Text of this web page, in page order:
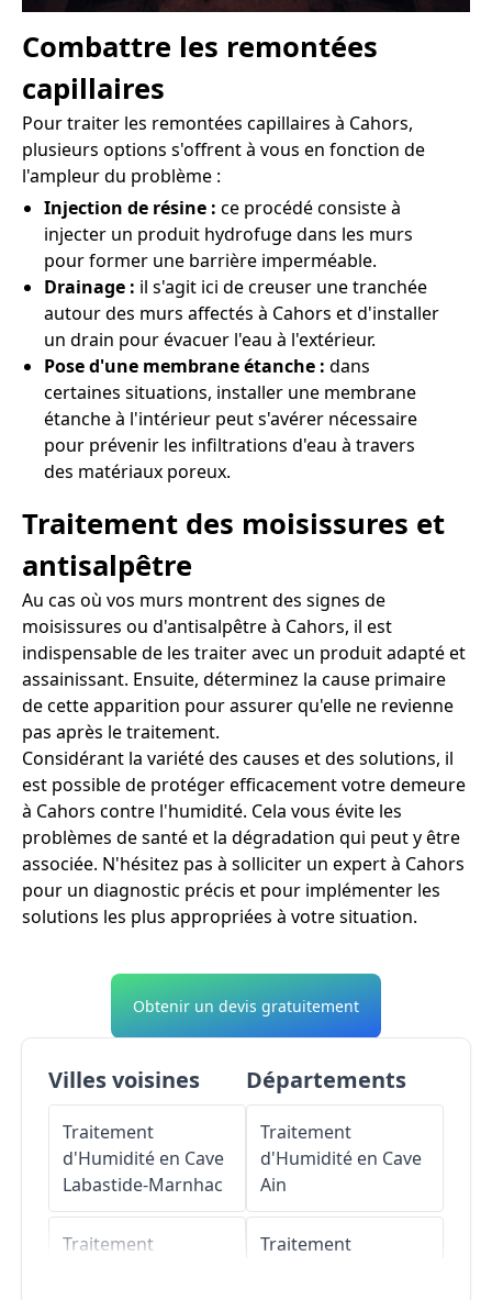
Combattre les remontées
capillaires
Pour traiter les remontées capillaires à Cahors,
plusieurs options s'offrent à vous en fonction de
l'ampleur du problème :
Injection de résine : ce procédé consiste à
injecter un produit hydrofuge dans les murs
pour former une barrière imperméable.
Drainage : il s'agit ici de creuser une tranchée
autour des murs affectés à Cahors et d'installer
un drain pour évacuer l'eau à l'extérieur.
Pose d'une membrane étanche : dans
certaines situations, installer une membrane
étanche à l'intérieur peut s'avérer nécessaire
pour prévenir les infiltrations d'eau à travers
des matériaux poreux.
Traitement des moisissures et
antisalpêtre
Au cas où vos murs montrent des signes de
moisissures ou d'antisalpêtre à Cahors, il est
indispensable de les traiter avec un produit adapté et
assainissant. Ensuite, déterminez la cause primaire
de cette apparition pour assurer qu'elle ne revienne
pas après le traitement.
Considérant la variété des causes et des solutions, il
est possible de protéger efficacement votre demeure
à Cahors contre l'humidité. Cela vous évite les
problèmes de santé et la dégradation qui peut y être
associée. N'hésitez pas à solliciter un expert à Cahors
pour un diagnostic précis et pour implémenter les
solutions les plus appropriées à votre situation.
Obtenir un devis gratuitement
Villes voisines
Traitement
d'Humidité en Cave
Labastide-Marnhac
Traitement
Départements
Traitement
d'Humidité en Cave
Ain
Traitement